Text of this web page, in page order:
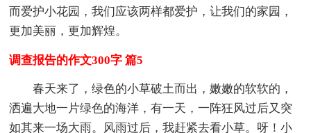
而爱护小花园，我们应该两样都爱护，让我们的家园，
更加美丽，更加辉煌。
调查报告的作文300字 篇5
春天来了，绿色的小草破土而出，嫩嫩的软软的，
洒遍大地一片绿色的海洋，有一天，一阵狂风过后又突
如其来一场大雨。风雨过后，我赶紧去看小草。呀！小